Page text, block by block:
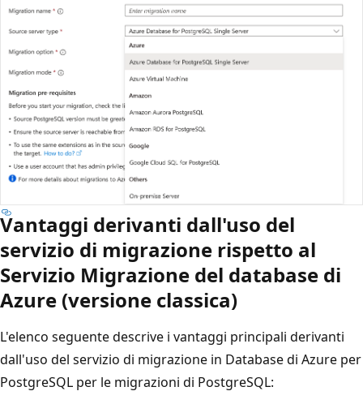
Vantaggi derivanti dall'uso del
servizio di migrazione rispetto al
Servizio Migrazione del database di
Azure (versione classica)
L'elenco seguente descrive i vantaggi principali derivanti
dall'uso del servizio di migrazione in Database di Azure per
PostgreSQL per le migrazioni di PostgreSQL: